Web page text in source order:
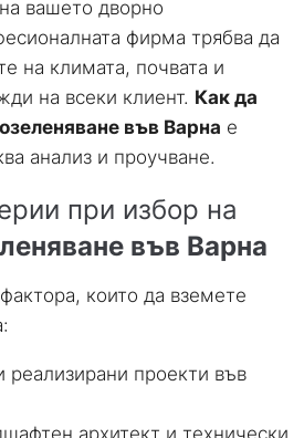
вашето дворно
фирма трябва да
на климата, почвата и
на всеки клиент. Как да
във Варна е
анализ и проучване.
при избор на
във Варна
, които да вземете
:
реализирани проекти във